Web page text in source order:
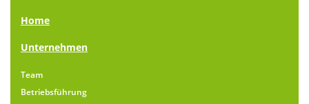
Home
Unternehmen
Team
Betriebsführung